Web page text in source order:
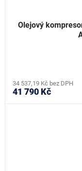
Olejový
34 537,19 Kč bez DPH
41 790 Kč